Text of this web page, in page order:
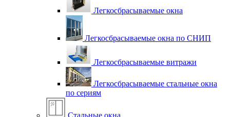
Легкосбрасываемые окна
Легкосбрасываемые окна по СНИП
Легкосбрасываемые витражи
Легкосбрасываемые стальные окна
по сериям
Стальные окна